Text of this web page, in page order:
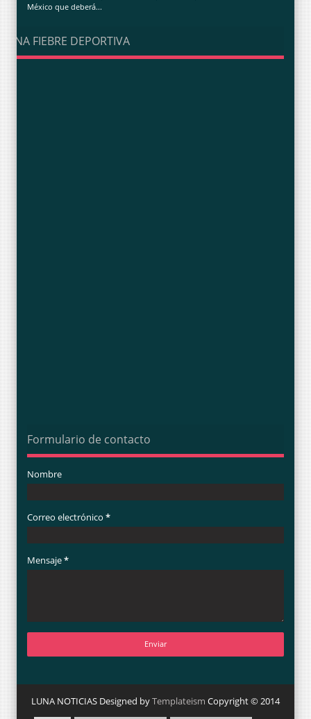
México que deberá...
UNA FIEBRE DEPORTIVA
Formulario de contacto
Nombre
Correo electrónico *
Mensaje*
LUNA NOTICIAS Designed byTemplateism Copyright © 2014